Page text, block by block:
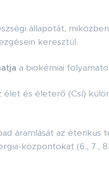
állapotát, miközben
keresztül.
a biokémiai
élet és életerő (Csí)
áramlását az éterikus
központokat (6., 7.,